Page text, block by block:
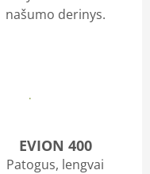
našumo derinys.
Daugiau
EVION 400
Patogus, lengvai